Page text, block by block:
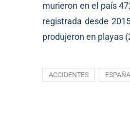
murieron en el país
registrada desde
produjeron en playas
ACCIDENTES ESPAÑA